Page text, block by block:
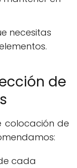
necesitas
de
colocación de
cada